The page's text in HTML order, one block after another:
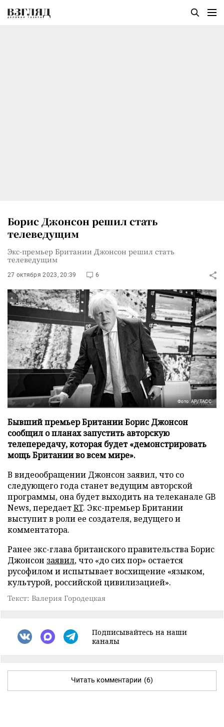
Борис Джонсон решил стать
телеведущим
Экс-премьер Британии Джонсон решил стать
телеведущим
27 октября 2023, 20:39 6
Фото: AP/ТАСС
Бывший премьер Британии Борис Джонсон
сообщил о планах запустить авторскую
телепередачу, которая будет «демонстрировать
мощь Британии во всем мире».
В видеообращении Джонсон заявил, что со
следующего года станет ведущим авторской
программы, она будет выходить на телеканале GB
News, передаетRT. Экс-премьер Британии
выступит в роли ее создателя, ведущего и
комментатора.
Ранее экс-глава британского правительства Борис
Джонсон заявил, что «до сих пор» остается
русофилом и испытывает восхищение «языком,
культурой, российской цивилизацией».
Текст: Валерия Городецкая
Подписывайтесь на наши
каналы
Читать комментарии (6)